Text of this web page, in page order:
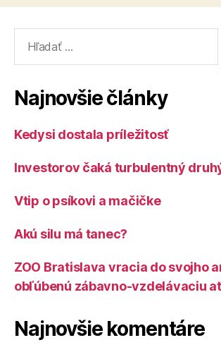
Najnovšie články
Kedysi dostala príležitosť
Investorov čaká turbulentný
Vtip o psíkovi a mačičke
Akú silu má tanec?
ZOO Bratislava vracia do svojho
obľúbenú zábavno-vzdelávaciu
Najnovšie komentáre